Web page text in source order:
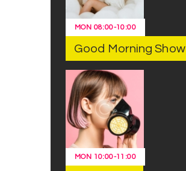
MON 08:00-10:00
Good Morning Show
MON 10:00-11:00